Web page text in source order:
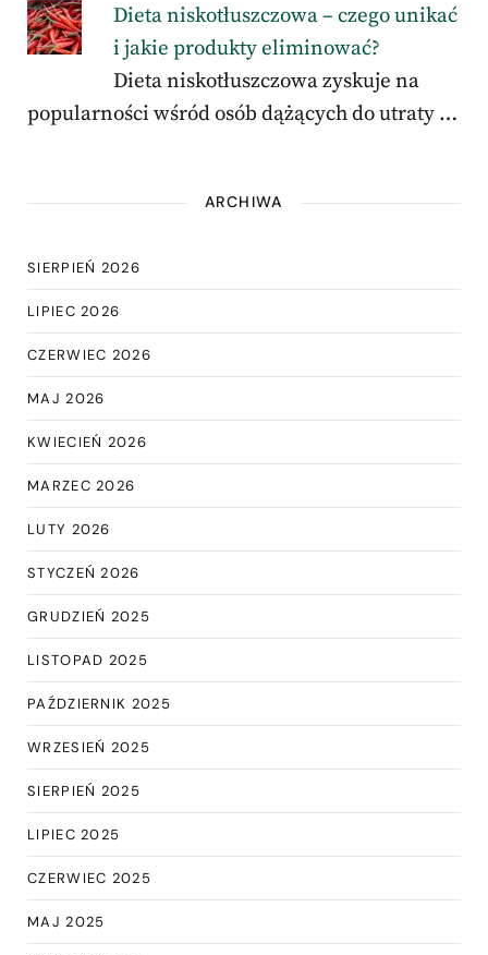
Dieta niskotłuszczowa – czego unikać
i jakie produkty eliminować?
Dieta niskotłuszczowa zyskuje na
popularności wśród osób dążących do utraty …
ARCHIWA
SIERPIEŃ 2026
LIPIEC 2026
CZERWIEC 2026
MAJ 2026
KWIECIEŃ 2026
MARZEC 2026
LUTY 2026
STYCZEŃ 2026
GRUDZIEŃ 2025
LISTOPAD 2025
PAŹDZIERNIK 2025
WRZESIEŃ 2025
SIERPIEŃ 2025
LIPIEC 2025
CZERWIEC 2025
MAJ 2025